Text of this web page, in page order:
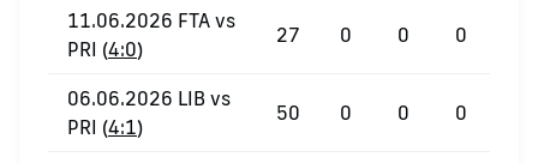
11.06.2026 FTA vs
PRI (4:0)
27 0 0 0
06.06.2026 LIB vs
PRI (4:1)
50 0 0 0